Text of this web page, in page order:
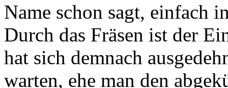
Name schon sagt, einfach
Durch das Fräsen ist der
hat sich demnach
warten, ehe man den